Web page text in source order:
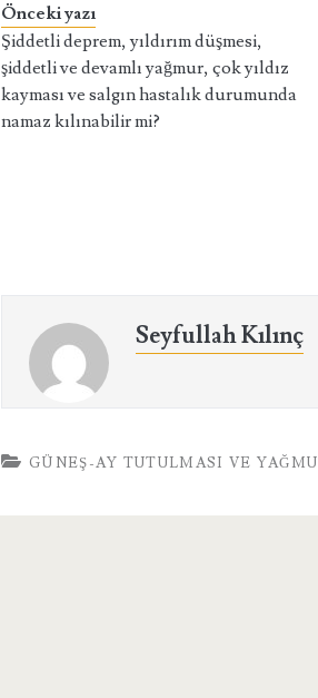
Önceki yazı
Şiddetli deprem, yıldırım düşmesi,
şiddetli ve devamlı yağmur, çok yıldız
kayması ve salgın hastalık durumunda
namaz kılınabilir mi?
Seyfullah Kılınç
GÜNEŞ-AY TUTULMASI VE